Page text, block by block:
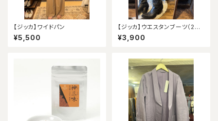
【ジッカ】ワイドパン
¥5,500
【ジッカ】ウエスタンブーツ（24.
5）
¥3,900